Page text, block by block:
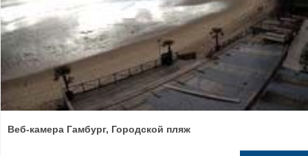
Веб-камера Гамбург, Городской пляж